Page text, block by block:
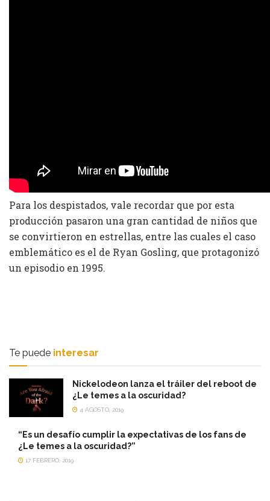
Para los despistados, vale recordar que por esta
producción pasaron una gran cantidad de niños que
se convirtieron en estrellas, entre las cuales el caso
emblemático es el de Ryan Gosling, que protagonizó
un episodio en 1995.
Te puede interesar
Nickelodeon lanza el tráiler del reboot de
¿Le temes a la oscuridad?
4 AGOSTO, 2019
“Es un desafío cumplir la expectativas de los fans de
¿Le temes a la oscuridad?”
17 FEBRERO, 2019